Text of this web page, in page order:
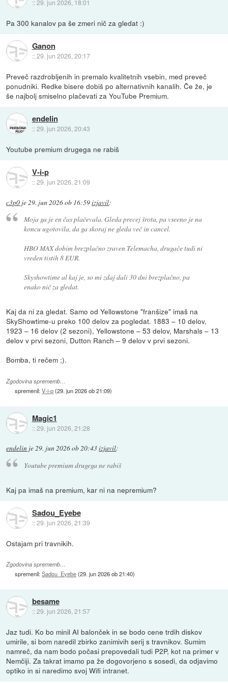
::29. jun 2026, 18:01
Pa 300 kanalov pa še zmeri nič za gledat :)
Ganon
::29. jun 2026, 20:17
Preveč razdrobljenih in premalo kvalitetnih vsebin, med preveč
ponudniki. Redke bisere dobiš po alternativnih kanalih. Če že, je
še najbolj smiselno plačevati za YouTube Premium.
endelin
::29. jun 2026, 20:43
Youtube premium drugega ne rabiš
V-i-p
::29. jun 2026, 21:09
c3p0 je29. jun 2026 ob 16:59izjavil:
Moja ga je en čas plačevala. Gleda precejšrota, pa vseeno je na
koncu ugotovila, da ga skoraj ne gleda več in cancel.
HBO MAX dobim brezplačno zraven Telemacha, drugače tudi ni
vreden tistih 8 EUR.
Skyshowtime al kaj je, so mi zdaj dali 30 dni brezplačno, pa
enako nič za gledat.
Kaj da ni za gledat. Samo od Yellowstone "franšize" imaš na
SkyShowtime-u preko 100 delov za pogledat. 1883 – 10 delov,
1923 – 16 delov (2 sezoni), Yellowstone – 53 delov, Marshals – 13
delov v prvi sezoni, Dutton Ranch – 9 delov v prvi sezoni.
Bomba, ti rečem ;).
Zgodovina sprememb…
spremenil:V-i-p(29. jun 2026 ob 21:09)
Magic1
::29. jun 2026, 21:28
endelin je29. jun 2026 ob 20:43izjavil:
Youtube premium drugega ne rabiš
Kaj pa imaš na premium, kar ni na nepremium?
Sadou_Eyebe
::29. jun 2026, 21:39
Ostajam pri travnikih.
Zgodovina sprememb…
spremenil:Sadou_Eyebe(29. jun 2026 ob 21:40)
besame
::29. jun 2026, 21:57
Jaz tudi. Ko bo minil AI balonček in se bodo cene trdih diskov
umirile, si bom naredil zbirko zanimivih serij s travnikov. Sumim
namreč, da nam bodo počasi prepovedali tudi P2P, kot na primer v
Nemčiji. Za takrat imamo pa že dogovorjeno s sosedi, da odjavimo
optiko in si naredimo svoj Wifi intranet.